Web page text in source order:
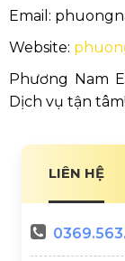
Email:
Website:
Phương Nam
Dịch vụ tận tâm!
LIÊN HỆ
0369.